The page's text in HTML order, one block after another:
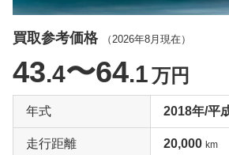
買取参考価格 （ 2026年8月 現在）
43.4〜64.1万円
年式 2018年/平
走行距離 20,000 km